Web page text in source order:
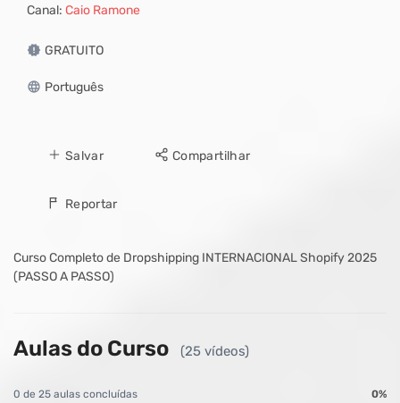
Canal: Caio Ramone
GRATUITO
Português
Salvar Compartilhar
Reportar
Curso Completo de Dropshipping INTERNACIONAL Shopify 2025
(PASSO A PASSO)
Aulas do Curso (25 vídeos)
0 de 25 aulas concluídas 0%